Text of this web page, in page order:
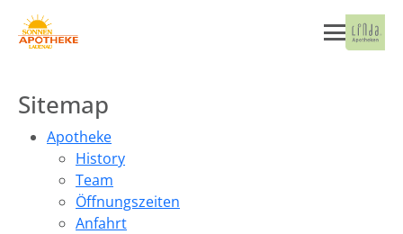
Sitemap
Apotheke
History
Team
Öffnungszeiten
Anfahrt